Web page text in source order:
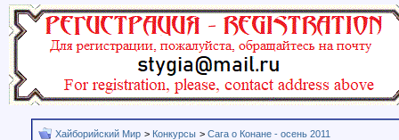
Хайборийский Мир > Конкурсы > Сага о Конане - осень 2011